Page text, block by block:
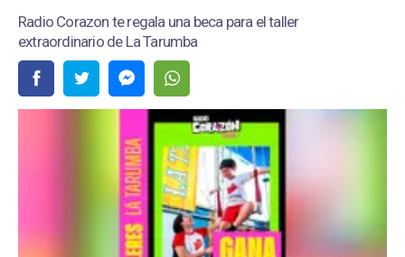
Radio Corazon te regala una beca para el taller
extraordinario de La Tarumba